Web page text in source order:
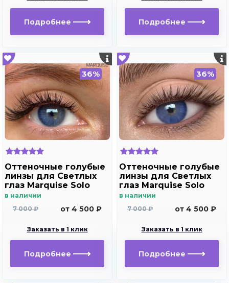
и близорукости
Подробнее Подробнее
36%
Оттеночные голубые
линзы для Светлых
глаз Marquise Solo
blue для
близорукости
в наличии
7 000 ₽
от 4 500 ₽
Заказать в 1 клик
Подробнее
36%
Оттеночные голубые
линзы для Светлых
глаз Marquise Solo
blue с отверстием
и близорукости
в наличии
7 000 ₽
от 4 500 ₽
Заказать в 1 клик
Подробнее